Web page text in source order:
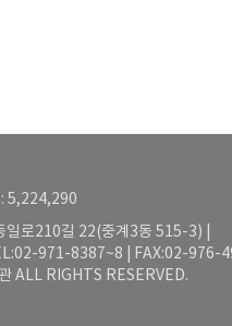
5,224,290
로210길 22(중계3동 515-3) |
971-8387~8 | FAX:02-976-
ALL RIGHTS RESERVED.